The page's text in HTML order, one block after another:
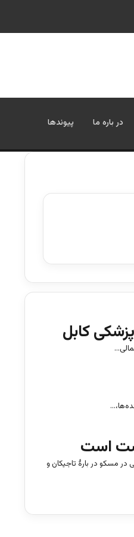
در باره ما پیوندها
کابل
است
در مسکو در بارۀ تاجیکان و